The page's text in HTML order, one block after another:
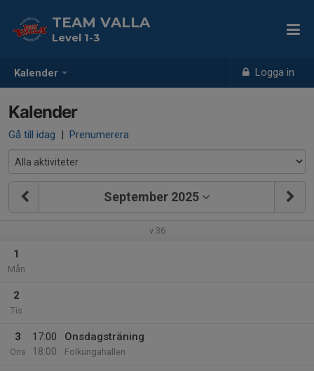
Kalender Logga in
TEAM VALLA
Level 1-3
Kalender
Gå till idag | Prenumerera
September 2025
v.36
1
Mån
2
Tis
3
Ons
17:00
18:00
Onsdagsträning
Folkungahallen